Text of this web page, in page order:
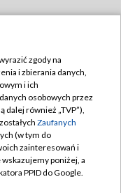
zgody na
i zbierania danych,
i ich
osobowych przez
dalej również „TVP”),
Zaufanych
(w tym do
zainteresowań i
poniżej, a
PPID do Google.